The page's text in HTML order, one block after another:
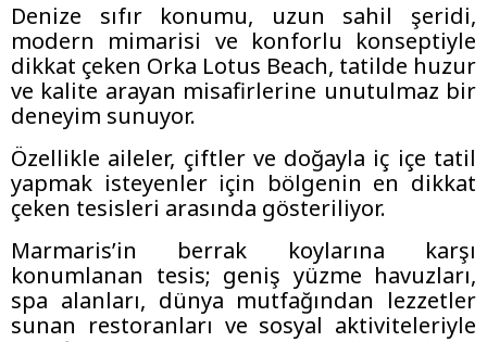
Denize sıfır konumu, uzun sahil şeridi,
modern mimarisi ve konforlu konseptiyle
dikkat çeken Orka Lotus Beach, tatilde huzur
ve kalite arayan misafirlerine unutulmaz bir
deneyim sunuyor.
Özellikle aileler, çiftler ve doğayla iç içe tatil
yapmak isteyenler için bölgenin en dikkat
çeken tesisleri arasında gösteriliyor.
Marmaris’in berrak koylarına karşı
konumlanan tesis; geniş yüzme havuzları,
spa alanları, dünya mutfağından lezzetler
sunan restoranları ve sosyal aktiviteleriyle